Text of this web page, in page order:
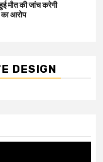
मौत की जांच करेगी
का आरोप
DESIGN